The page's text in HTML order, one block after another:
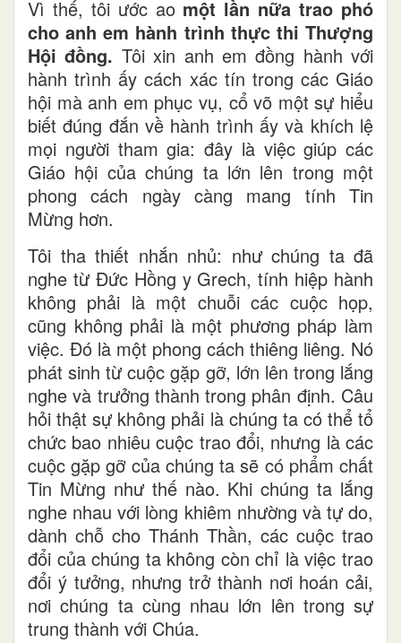
Vì thế, tôi ước ao một lần nữa trao phó
cho anh em hành trình thực thi Thượng
Hội đồng. Tôi xin anh em đồng hành với
hành trình ấy cách xác tín trong các Giáo
hội mà anh em phục vụ, cổ võ một sự hiểu
biết đúng đắn về hành trình ấy và khích lệ
mọi người tham gia: đây là việc giúp các
Giáo hội của chúng ta lớn lên trong một
phong cách ngày càng mang tính Tin
Mừng hơn.
Tôi tha thiết nhắn nhủ: như chúng ta đã
nghe từ Đức Hồng y Grech, tính hiệp hành
không phải là một chuỗi các cuộc họp,
cũng không phải là một phương pháp làm
việc. Đó là một phong cách thiêng liêng. Nó
phát sinh từ cuộc gặp gỡ, lớn lên trong lắng
nghe và trưởng thành trong phân định. Câu
hỏi thật sự không phải là chúng ta có thể tổ
chức bao nhiêu cuộc trao đổi, nhưng là các
cuộc gặp gỡ của chúng ta sẽ có phẩm chất
Tin Mừng như thế nào. Khi chúng ta lắng
nghe nhau với lòng khiêm nhường và tự do,
dành chỗ cho Thánh Thần, các cuộc trao
đổi của chúng ta không còn chỉ là việc trao
đổi ý tưởng, nhưng trở thành nơi hoán cải,
nơi chúng ta cùng nhau lớn lên trong sự
trung thành với Chúa.